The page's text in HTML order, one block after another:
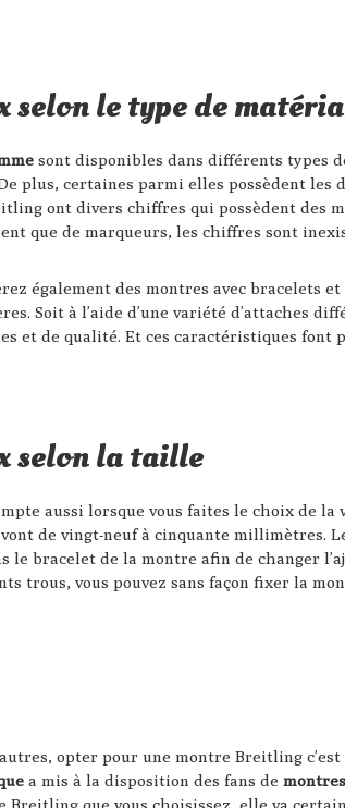
selon le type de
sont disponibles dans différents types
plus, certaines parmi elles possèdent les
ont divers chiffres qui possèdent des
que de marqueurs, les chiffres sont
également des montres avec bracelets
Soit à l’aide d’une variété d’attaches
et de qualité. Et ces caractéristiques font
selon la taille
aussi lorsque vous faites le choix de
de vingt-neuf à cinquante millimètres.
le bracelet de la montre afin de changer
trous, vous pouvez sans façon fixer la
opter pour une montre Breitling
a mis à la disposition des fans de
Breitling que vous choisissez, elle va